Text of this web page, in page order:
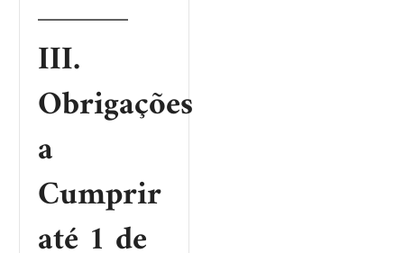
III.
Obrigações
a
Cumprir
até 1 de